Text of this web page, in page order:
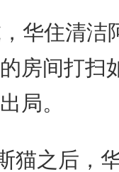
华住清洁
房间打扫
局。
猫之后，